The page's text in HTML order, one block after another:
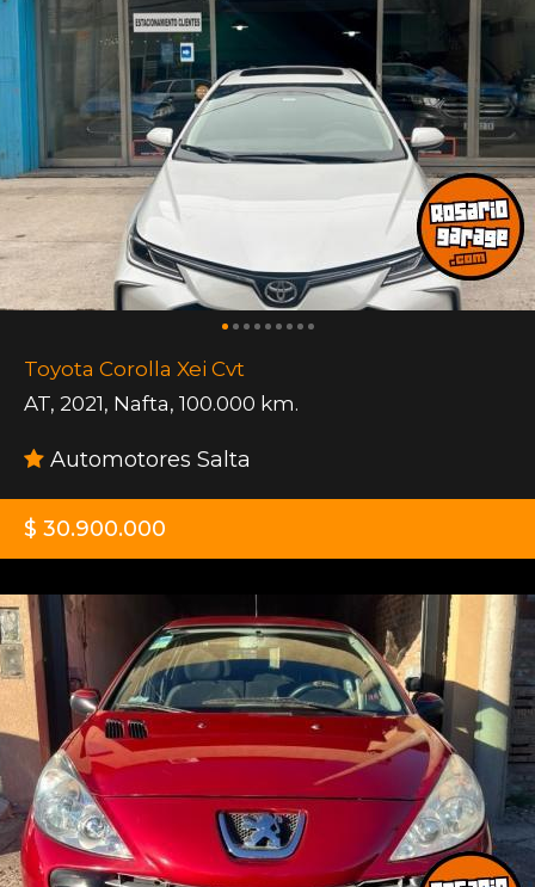
Toyota Corolla Xei Cvt
AT, 2021, Nafta, 100.000 km.
Automotores Salta
$ 30.900.000